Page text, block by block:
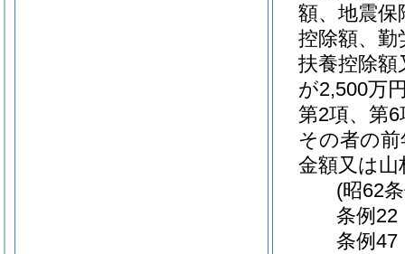
額、地震保
控除額、勤
扶養控除額
が2,500万
第2項、第
その者の
金額又は
(昭62
条例22
条例47